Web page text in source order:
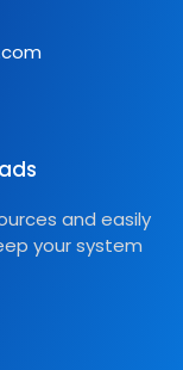
and easily
your system